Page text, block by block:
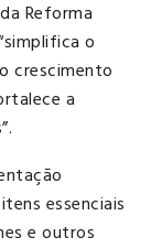
Reforma
o
crescimento
a
essenciais
e outros